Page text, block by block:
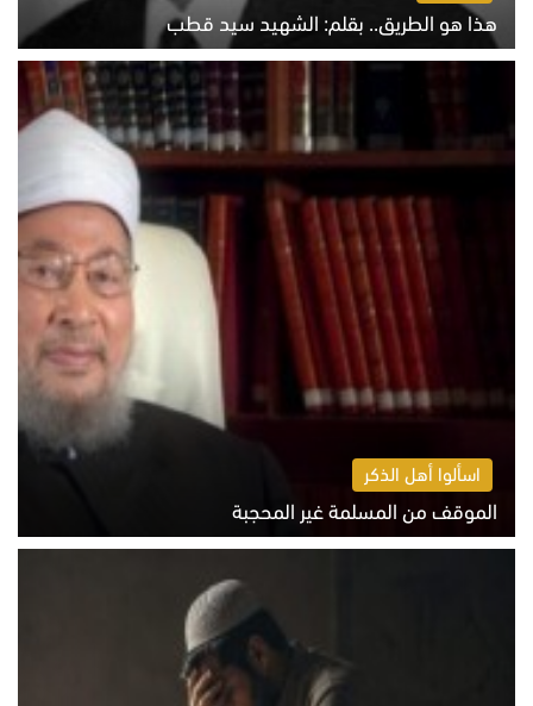
هذا هو الطريق.. بقلم: الشهيد سيد قطب
الخميس 6 أغسطس 2026 10:52 ص
اسألوا أهل الذكر
الموقف من المسلمة غير المحجبة
الخميس 6 أغسطس 2026 10:45 ص